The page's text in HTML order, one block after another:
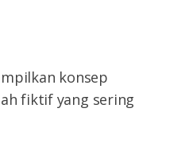
konsep
fiktif yang sering